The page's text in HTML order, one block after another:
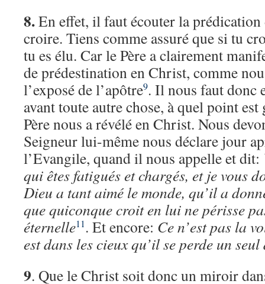
8.En effet, il faut écouter la
croire. Tiens comme assuré que si tu
tu es élu. Car le Père a clairement
de prédestination en Christ, comme
l’exposé de l’apôtre9. Il nous faut donc
avant toute autre chose, à quel point
Père nous a révélé en Christ. Nous
Seigneur lui-même nous déclare jour
l’Evangile, quand il nous appelle et dit:
qui êtes fatigués et chargés, et je vous
Dieu a tant aimé le monde, qu’il a
que quiconque croit en lui ne périsse
éternelle11 . Et encore: Ce n’est pas la
est dans les cieux qu’il se perde un seul
9. Que le Christ soit donc un miroir